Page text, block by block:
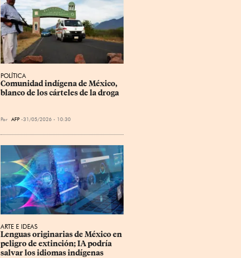
POLÍTICA
Comunidad indígena de México,
blanco de los cárteles de la droga
Por AFP 31/05/2026 - 10:30
ARTE E IDEAS
Lenguas originarias de México en
peligro de extinción; IA podría
salvar los idiomas indígenas